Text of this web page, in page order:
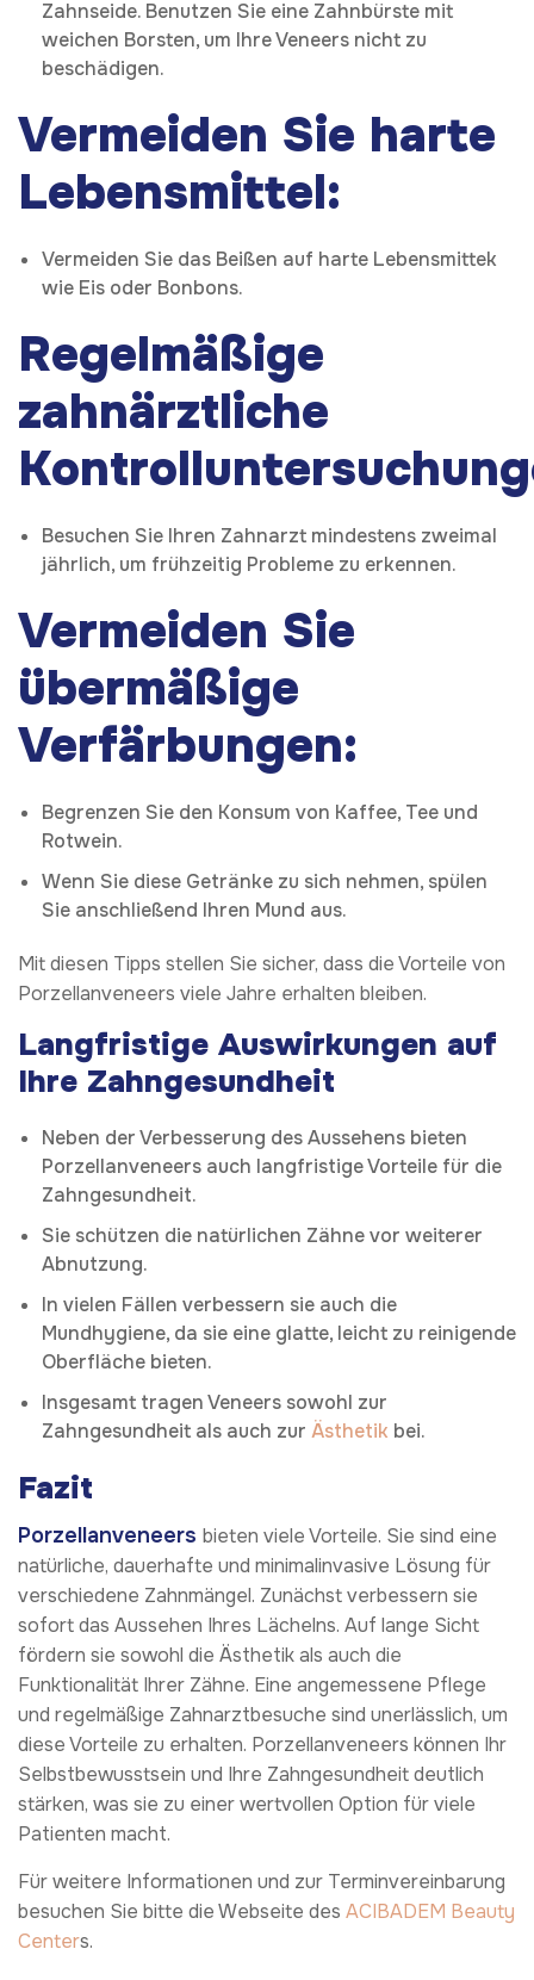
Zahnseide. Benutzen Sie eine Zahnbürste mit
weichen Borsten, um Ihre Veneers nicht zu
beschädigen.
Vermeiden Sie harte
Lebensmittel:
Vermeiden Sie das Beißen auf harte Lebensmittek
wie Eis oder Bonbons.
Regelmäßige
zahnärztliche
Besuchen Sie Ihren Zahnarzt mindestens zweimal
jährlich, um frühzeitig Probleme zu erkennen.
Vermeiden Sie
übermäßige
Verfärbungen:
Begrenzen Sie den Konsum von Kaffee, Tee und
Rotwein.
Wenn Sie diese Getränke zu sich nehmen, spülen
Sie anschließend Ihren Mund aus.
Mit diesen Tipps stellen Sie sicher, dass die Vorteile von
Porzellanveneers viele Jahre erhalten bleiben.
Langfristige Auswirkungen auf
Ihre Zahngesundheit
Neben der Verbesserung des Aussehens bieten
Porzellanveneers auch langfristige Vorteile für die
Zahngesundheit.
Sie schützen die natürlichen Zähne vor weiterer
Abnutzung.
In vielen Fällen verbessern sie auch die
Mundhygiene, da sie eine glatte, leicht zu reinigende
Oberfläche bieten.
Insgesamt tragen Veneers sowohl zur
Zahngesundheit als auch zur Ästhetik bei.
Fazit
Porzellanveneers bieten viele Vorteile. Sie sind eine
natürliche, dauerhafte und minimalinvasive Lösung für
verschiedene Zahnmängel. Zunächst verbessern sie
sofort das Aussehen Ihres Lächelns. Auf lange Sicht
fördern sie sowohl die Ästhetik als auch die
Funktionalität Ihrer Zähne. Eine angemessene Pflege
und regelmäßige Zahnarztbesuche sind unerlässlich, um
diese Vorteile zu erhalten. Porzellanveneers können Ihr
Selbstbewusstsein und Ihre Zahngesundheit deutlich
stärken, was sie zu einer wertvollen Option für viele
Patienten macht.
Für weitere Informationen und zur Terminvereinbarung
besuchen Sie bitte die Webseite des ACIBADEM Beauty
Centers.